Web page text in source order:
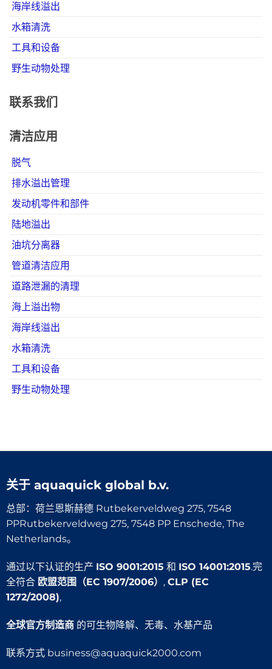
海岸线溢出
水箱清洗
工具和设备
野生动物处理
联系我们
清洁应用
脱气
排水溢出管理
发动机零件和部件
陆地溢出
油坑分离器
管道清洁应用
道路泄漏的清理
海上溢出物
海岸线溢出
水箱清洗
工具和设备
野生动物处理
关于 aquaquick global b.v.
总部：荷兰恩斯赫德 Rutbekerveldweg 275, 7548
PPRutbekerveldweg 275, 7548 PP Enschede, The
Netherlands。
通过以下认证的生产 ISO 9001:2015 和 ISO 14001:2015.完
全符合 欧盟范围（EC 1907/2006） , CLP (EC
1272/2008),
全球官方制造商的可生物降解、无毒、水基产品
联系方式 business@aquaquick2000.com